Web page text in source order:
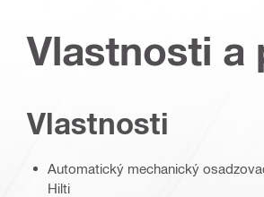
Vlastnosti a
Vlastnosti
Automatický mechanický
Hilti